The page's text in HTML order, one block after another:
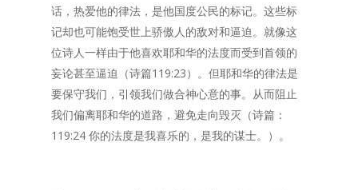
话，热爱他的律法，是他国度公民的标记。这些标
记却也可能饱受世上骄傲人的敌对和逼迫。就像这
位诗人一样由于他喜欢耶和华的法度而受到首领的
妄论甚至逼迫（诗篇119:23）。但耶和华的律法是
要保守我们，引领我们做合神心意的事。从而阻止
我们偏离耶和华的道路，避免走向毁灭（诗篇：
119:24 你的法度是我喜乐的，是我的谋士。）。